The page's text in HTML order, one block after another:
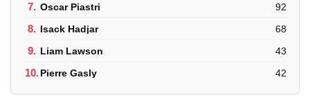
7. Oscar Piastri 92
8. Isack Hadjar 68
9. Liam Lawson 43
10.Pierre Gasly 42